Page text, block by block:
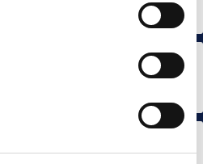
priser när juni summeras
Spelare i juni